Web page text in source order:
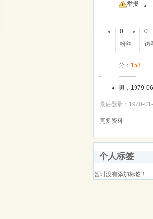
举报
0
粉丝
0
访
分： 153
男，1979-
最后登录：1970-
更多资料
个人标签
暂时没有添加标签！